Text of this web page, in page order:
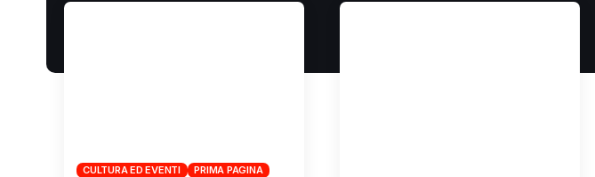
CULTURA ED EVENTI
PRIMA PAGINA